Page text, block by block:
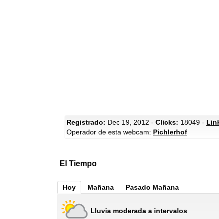
Registrado: Dec 19, 2012 - Clicks: 18049 -
Operador de esta webcam: Pichlerhof
El Tiempo
Hoy Mañana Pasado Mañana
Lluvia moderada a intervalos